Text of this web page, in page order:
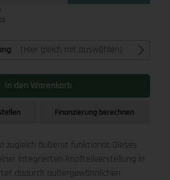
(Hier gleich mit auswählen)
In den Warenkorb
Finanzierung berechnen
zugleich äußerst funktional: Dieses
integrierten Kopfteilverstellung in
dadurch außergewöhnlichen